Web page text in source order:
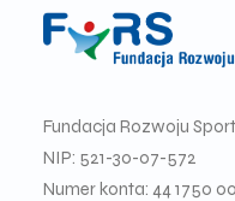
Fundacja Rozwoju
NIP: 521-30-07-572
Numer konta: 44 1750